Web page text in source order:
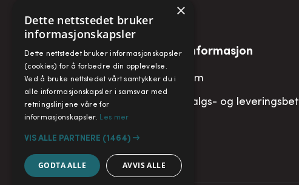
Snarveier
Min konto
Handlekurv
Informasjon
Om
Salgs- og
×
Dette nettstedet bruker
informasjonskapsler
Dette nettstedet bruker informasjonskapsler
(cookies) for å forbedre din opplevelse.
Ved å bruke nettstedet vårt samtykker du i
alle informasjonskapsler i samsvar med
retningslinjene våre for
informasjonskapsler. Les mer
VIS ALLE PARTNERE (1464) →
GODTA ALLE AVVIS ALLE